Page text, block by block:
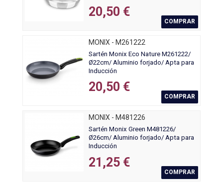
20,50 €
COMPRAR
MONIX - M261222
Sartén Monix Eco Nature M261222/
Ø22cm/ Aluminio forjado/ Apta para
Inducción
20,50 €
COMPRAR
MONIX - M481226
Sartén Monix Green M481226/
Ø26cm/ Aluminio forjado/ Apta para
Inducción
21,25 €
COMPRAR